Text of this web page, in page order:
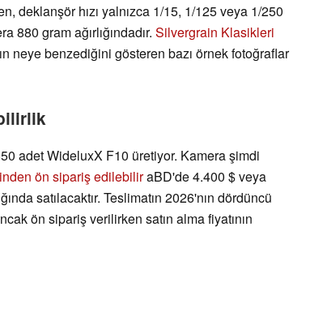
deklanşör hızı yalnızca 1/15, 1/125 veya 1/250
gram ağırlığındadır. Silvergrain Klasikleri
neye benzediğini gösteren bazı örnek fotoğraflar
adet WideluxX F10 üretiyor. Kamera şimdi
ön sipariş edilebiliraBD'de 4.400 $ veya
satılacaktır. Teslimatın 2026'nın dördüncü
ön sipariş verilirken satın alma fiyatının